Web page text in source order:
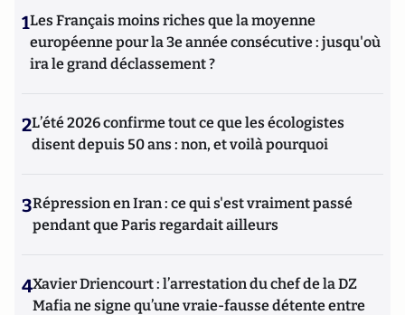
1Les Français moins riches que la moyenne
européenne pour la 3e année consécutive : jusqu'où
ira le grand déclassement ?
2L’été 2026 confirme tout ce que les écologistes
disent depuis 50 ans : non, et voilà pourquoi
3Répression en Iran : ce qui s'est vraiment passé
pendant que Paris regardait ailleurs
4Xavier Driencourt : l’arrestation du chef de la DZ
Mafia ne signe qu’une vraie-fausse détente entre